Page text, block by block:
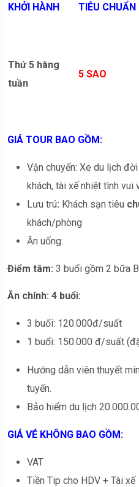
KHỞI HÀNH TIÊU CHUẨN
Thứ 5 hàng
tuần
5 SAO
GIÁ TOUR BAO GỒM:
Vận chuyển: Xe du lịch
khách, tài xế nhiệt tình vui
Lưu trú: Khách sạn tiêu
khách/phòng
Ăn uống:
Điểm tâm: 3 buổi gồm 2 bữa
Ăn chính: 4 buổi:
3 buổi: 120.000đ/suất
1 buổi: 150.000 đ/suất
Hướng dẫn viên thuyết
tuyến.
Bảo hiểm du lịch
GIÁ VÉ KHÔNG BAO GỒM:
VAT
Tiền Tip cho HDV + Tài xế